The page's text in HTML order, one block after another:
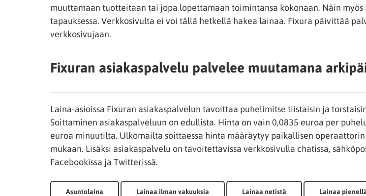
muuttamaan tuotteitaan tai jopa lopettamaan toimintansa kokonaan. Näin myös
tapauksessa. Verkkosivulta ei voi tällä hetkellä hakea lainaa. Fixura päivittää
verkkosivujaan.
Fixuran asiakaspalvelu palvelee muutamana
Laina-asioissa Fixuran asiakaspalvelun tavoittaa puhelimitse tiistaisin ja
Soittaminen asiakaspalveluun on edullista. Hinta on vain 0,0835 euroa per
euroa minuutilta. Ulkomailta soittaessa hinta määräytyy paikallisen
mukaan. Lisäksi asiakaspalvelu on tavoitettavissa verkkosivulla chatissa,
Facebookissa ja Twitterissä.
Asuntolaina Lainaa ilman vakuuksia Lainaa netistä Lainaa